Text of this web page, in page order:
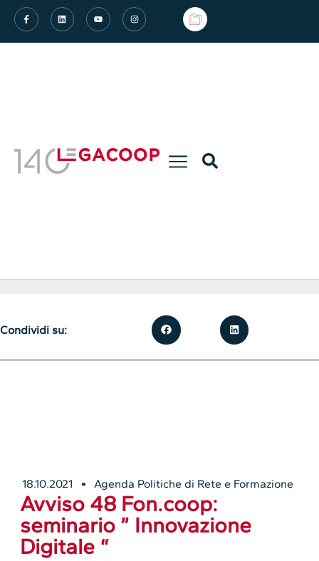
18.10.2021 Agenda Politiche di Rete e Formazione
Avviso 48 Fon.coop:
seminario ” Innovazione
Digitale “
Condividi su: